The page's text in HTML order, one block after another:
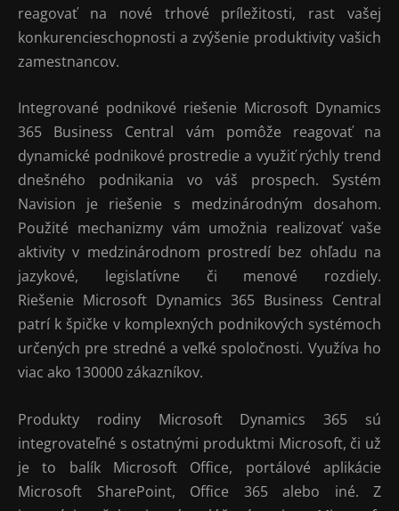
reagovať na nové trhové príležitosti, rast vašej
konkurencieschopnosti a zvýšenie produktivity vašich
zamestnancov.
Integrované podnikové riešenie Microsoft Dynamics
365 Business Central vám pomôže reagovať na
dynamické podnikové prostredie a využiť rýchly trend
dnešného podnikania vo váš prospech. Systém
Navision je riešenie s medzinárodným dosahom.
Použité mechanizmy vám umožnia realizovať vaše
aktivity v medzinárodnom prostredí bez ohľadu na
jazykové, legislatívne či menové rozdiely.
Riešenie Microsoft Dynamics 365 Business Central
patrí k špičke v komplexných podnikových systémoch
určených pre stredné a veľké spoločnosti. Využíva ho
viac ako 130000 zákazníkov.
Produkty rodiny Microsoft Dynamics 365 sú
integrovateľné s ostatnými produktmi Microsoft, či už
je to balík Microsoft Office, portálové aplikácie
Microsoft SharePoint, Office 365 alebo iné. Z